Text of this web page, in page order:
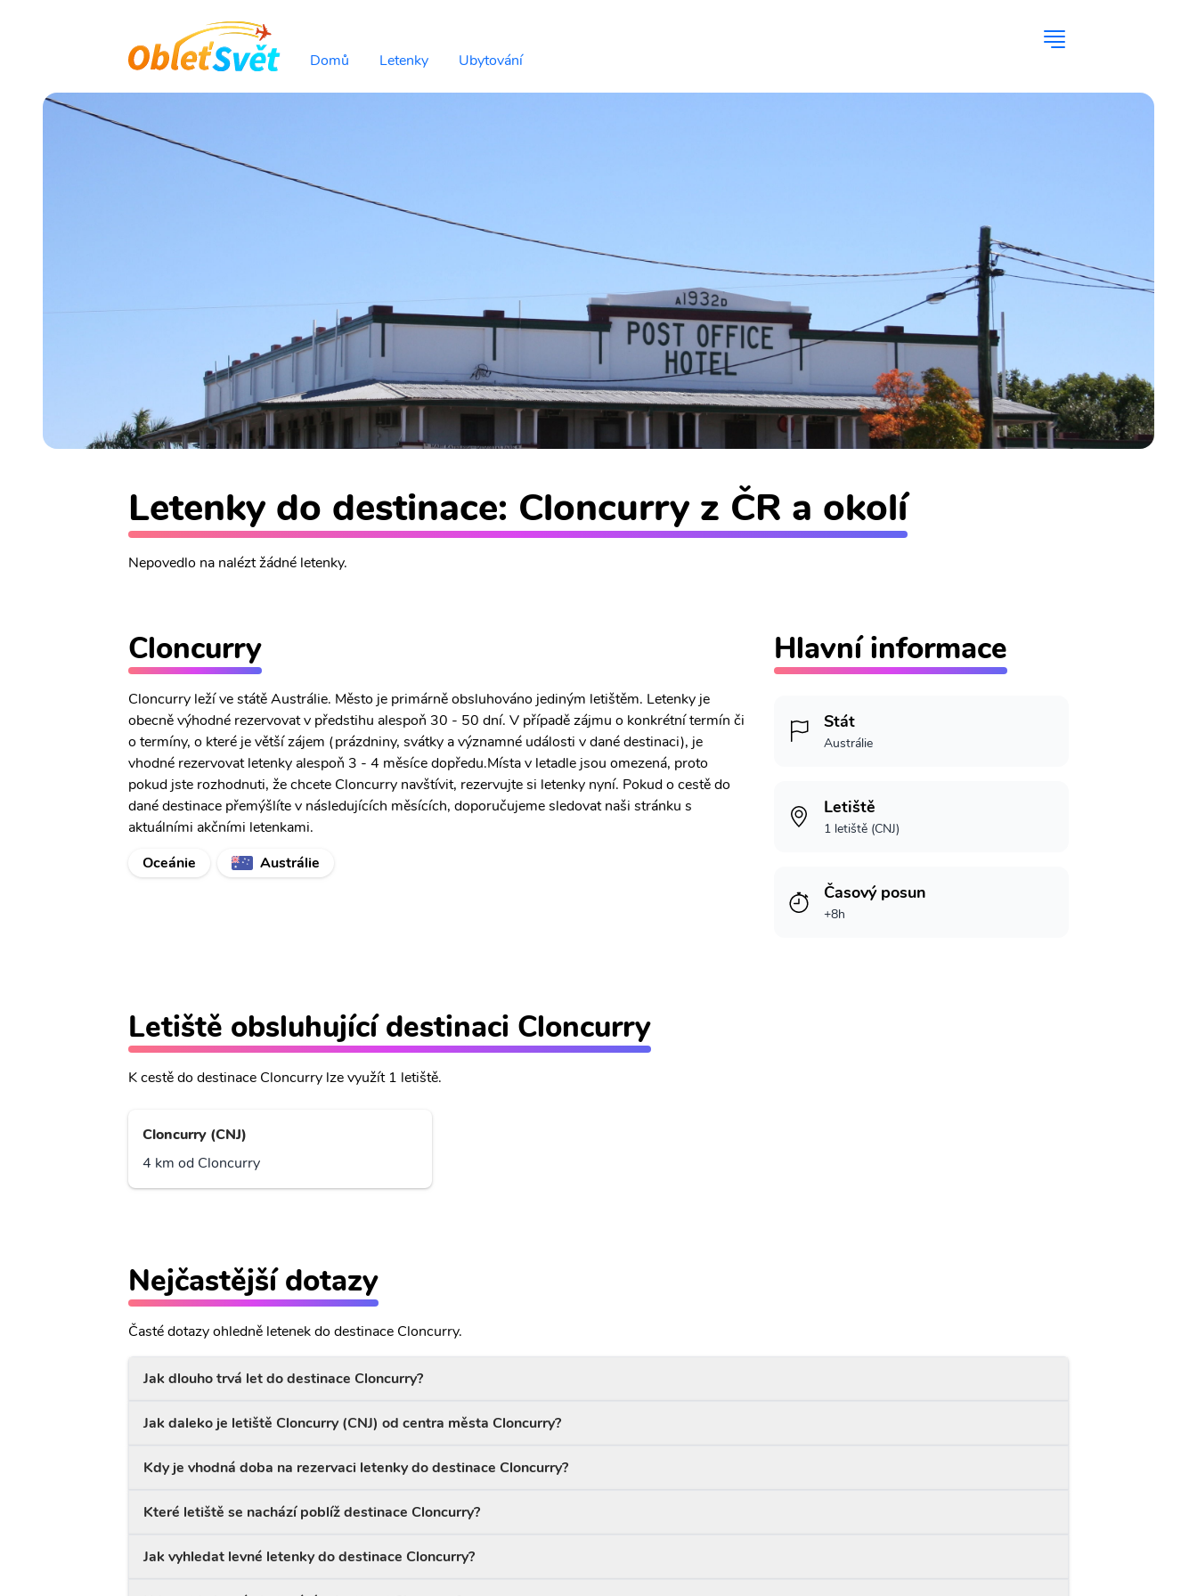
Domů Letenky Ubytování
Letenky do destinace: Cloncurry z ČR a okolí
Nepovedlo na nalézt žádné letenky.
Cloncurry
Cloncurry leží ve státě Austrálie. Město je primárně obsluhováno jediným letištěm. Letenky je
obecně výhodné rezervovat v předstihu alespoň 30 - 50 dní. V případě zájmu o konkrétní termín či
o termíny, o které je větší zájem (prázdniny, svátky a významné události v dané destinaci), je
vhodné rezervovat letenky alespoň 3 - 4 měsíce dopředu.Místa v letadle jsou omezená, proto
pokud jste rozhodnuti, že chcete Cloncurry navštívit, rezervujte si letenky nyní. Pokud o cestě do
dané destinace přemýšlíte v následujících měsících, doporučujeme sledovat naši stránku s
aktuálními akčními letenkami.
Oceánie
Austrálie
Hlavní informace
Stát
Austrálie
Letiště
1 letiště (CNJ)
Časový posun
+8h
Letiště obsluhující destinaci Cloncurry
K cestě do destinace Cloncurry lze využít 1 letiště.
Cloncurry (CNJ)
4 km od Cloncurry
Nejčastější dotazy
Časté dotazy ohledně letenek do destinace Cloncurry.
Jak dlouho trvá let do destinace Cloncurry?
Jak daleko je letiště Cloncurry (CNJ) od centra města Cloncurry?
Kdy je vhodná doba na rezervaci letenky do destinace Cloncurry?
Které letiště se nachází poblíž destinace Cloncurry?
Jak vyhledat levné letenky do destinace Cloncurry?